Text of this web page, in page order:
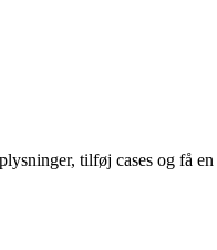
tilføj cases og få